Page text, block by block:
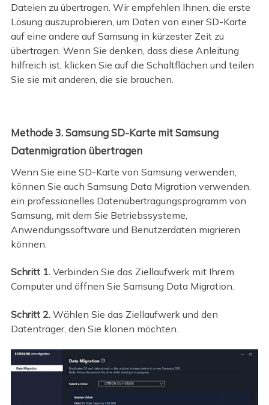
Dateien zu übertragen. Wir empfehlen Ihnen, die erste
Lösung auszuprobieren, um Daten von einer SD-Karte
auf eine andere auf Samsung in kürzester Zeit zu
übertragen. Wenn Sie denken, dass diese Anleitung
hilfreich ist, klicken Sie auf die Schaltflächen und teilen
Sie sie mit anderen, die sie brauchen.
Methode 3. Samsung SD-Karte mit Samsung
Datenmigration übertragen
Wenn Sie eine SD-Karte von Samsung verwenden,
können Sie auch Samsung Data Migration verwenden,
ein professionelles Datenübertragungsprogramm von
Samsung, mit dem Sie Betriebssysteme,
Anwendungssoftware und Benutzerdaten migrieren
können.
Schritt 1.Verbinden Sie das Ziellaufwerk mit Ihrem
Computer und öffnen Sie Samsung Data Migration.
Schritt 2.Wählen Sie das Ziellaufwerk und den
Datenträger, den Sie klonen möchten.